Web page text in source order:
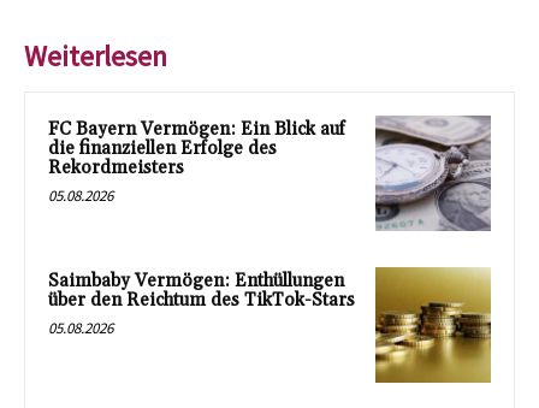
Weiterlesen
FC Bayern Vermögen: Ein Blick auf
die finanziellen Erfolge des
Rekordmeisters
05.08.2026
Saimbaby Vermögen: Enthüllungen
über den Reichtum des TikTok-Stars
05.08.2026